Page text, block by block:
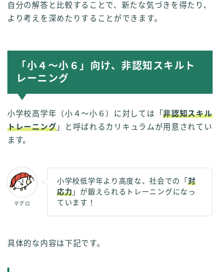
自分の解答と比較することで、新たな気づきを得たり、
より考えを深めたりすることができます。
「小４～小６」向け、非認知スキルト
レーニング
小学校高学年（小４～小６）に対しては「非認知スキル
トレーニング 」と呼ばれるカリキュラムが用意されてい
ます。
マグロ
小学校低学年より高度な、社会での「 対
応力 」が鍛えられるトレーニングになっ
ています！
具体的な内容は下記です。